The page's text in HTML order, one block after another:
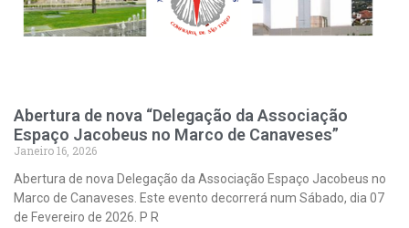
Abertura de nova “Delegação da Associação
Espaço Jacobeus no Marco de Canaveses”
Janeiro 16, 2026
Abertura de nova Delegação da Associação Espaço Jacobeus no
Marco de Canaveses. Este evento decorrerá num Sábado, dia 07
de Fevereiro de 2026. P R